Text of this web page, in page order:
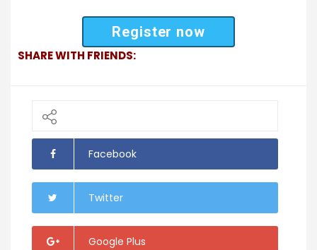
Register now
SHARE WITH FRIENDS:
Facebook
Twitter
Google Plus